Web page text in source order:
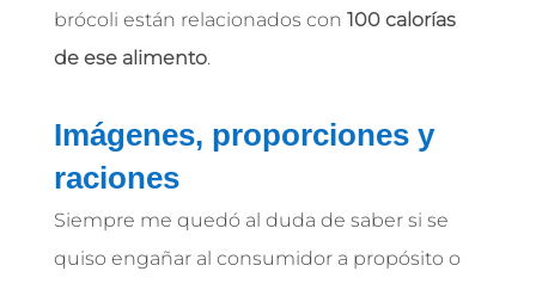
brócoli están relacionados con 100 calorías
de ese alimento.
Imágenes, proporciones y
raciones
Siempre me quedó al duda de saber si se
quiso engañar al consumidor a propósito o